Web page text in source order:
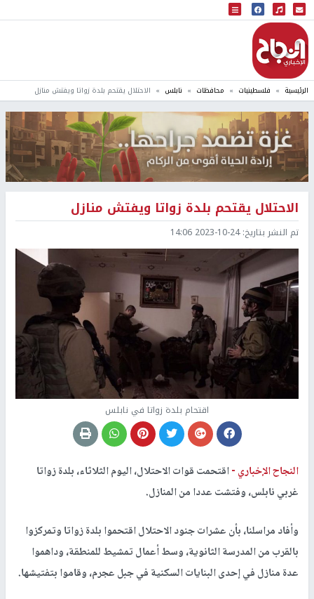
البث المباشر
إذاعة النجاح
الرئيسية فلسطينيات محافظات نابلس الاحتلال يقتحم بلدة زواتا ويفتش منازل
الاحتلال يقتحم بلدة زواتا ويفتش منازل
تم النشر بتاريخ:2023-10-24 14:06
اقتحام بلدة زواتا في نابلس
النجاح الإخباري -اقتحمت قوات الاحتلال، اليوم الثلاثاء، بلدة زواتا
غربي نابلس، وفتشت عددا من المنازل.
وأفاد مراسلنا، بأن عشرات جنود الاحتلال اقتحموا بلدة زواتا وتمركزوا
بالقرب من المدرسة الثانوية، وسط أعمال تمشيط للمنطقة، وداهموا
عدة منازل في إحدى البنايات السكنية في جبل عجرم، وقاموا بتفتيشها.